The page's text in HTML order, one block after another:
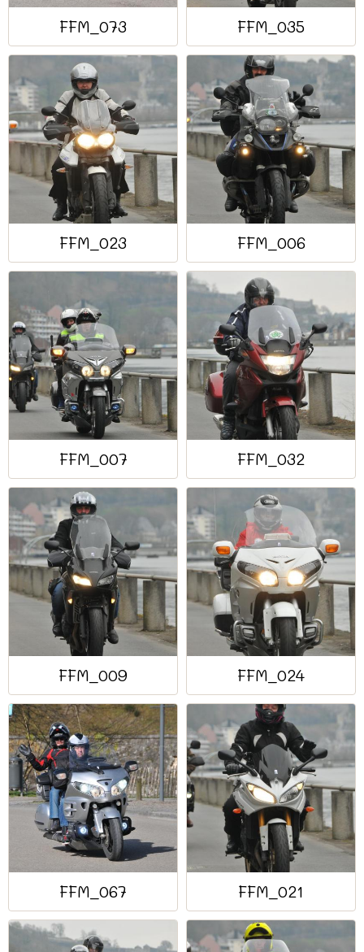
FFM_073 FFM_035
FFM_023 FFM_006
FFM_007 FFM_032
FFM_009 FFM_024
FFM_067 FFM_021